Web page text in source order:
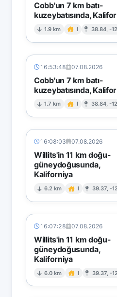
Cobb'un 7 km batı-
kuzeybatısında,
1.9 km I 38.84, -
16:53:48 07.08.2026
Cobb'un 7 km batı-
kuzeybatısında,
1.7 km I 38.84, -
16:08:03 07.08.2026
Willits'in 11 km doğu-
güneydoğusunda,
Kaliforniya
6.2 km I 39.37, -
16:07:28 07.08.2026
Willits'in 11 km doğu-
güneydoğusunda,
Kaliforniya
6.0 km I 39.37, -